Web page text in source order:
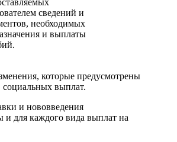
сведений и
необходимых
и выплаты
которые предусмотрены
социальных выплат.
и нововведения
и для каждого вида выплат на